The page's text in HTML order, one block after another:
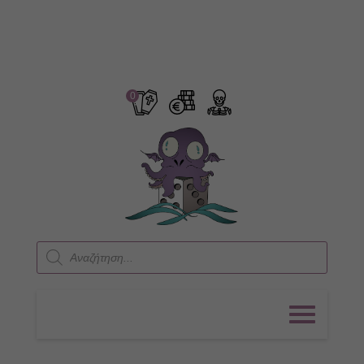
0
Products
search